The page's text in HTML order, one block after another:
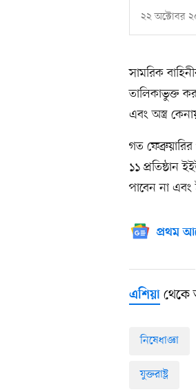
২২ অক্টোবর
সামরিক
তালিকাভুক্ত
এবং অস্ত্র
গত
১১ প্রতিষ্ঠান
পাবেন না
প্রথম
এশিয়া
নিষেধাজ্ঞা
যুক্তরাষ্ট্র